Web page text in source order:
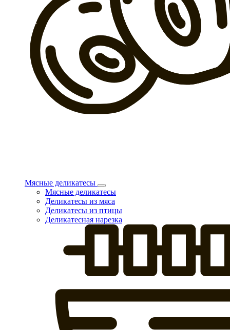
Мясные деликатесы
Мясные деликатесы
Деликатесы из мяса
Деликатесы из птицы
Деликатесная нарезка